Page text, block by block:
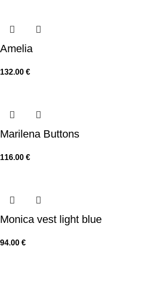
Amelia
132.00 €
Marilena Buttons
116.00 €
Monica vest light blue
94.00 €